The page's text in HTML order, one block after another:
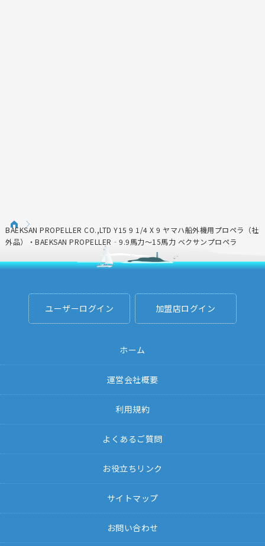
BAEKSAN PROPELLER CO.,LTD Y15 9 1/4 X 9 ヤマハ船外機用プロペラ（社
外品）・BAEKSAN PROPELLER‐9.9馬力～15馬力 ベクサンプロペラ
ユーザーログイン 加盟店ログイン
ホーム
運営会社概要
利用規約
よくあるご質問
お役立ちリンク
サイトマップ
お問い合わせ